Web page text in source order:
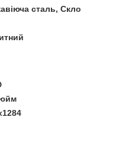
сталь, Скло